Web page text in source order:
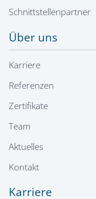
Schnittstellenpartner
Über uns
Karriere
Referenzen
Zertifikate
Team
Aktuelles
Kontakt
Karriere